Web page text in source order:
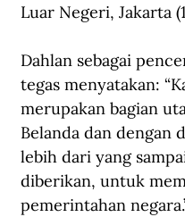
Luar Negeri, Jakarta
Dahlan sebagai
tegas menyatakan:
merupakan bagian
Belanda dan dengan
lebih dari yang
diberikan, untuk
pemerintahan